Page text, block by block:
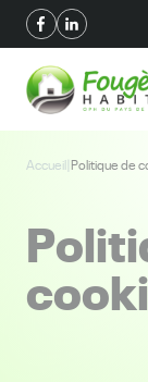
Accueil|Politique de